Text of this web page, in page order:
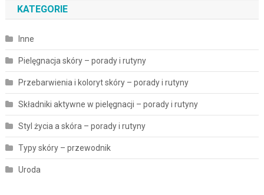
KATEGORIE
Inne
Pielęgnacja skóry – porady i rutyny
Przebarwienia i koloryt skóry – porady i rutyny
Składniki aktywne w pielęgnacji – porady i rutyny
Styl życia a skóra – porady i rutyny
Typy skóry – przewodnik
Uroda